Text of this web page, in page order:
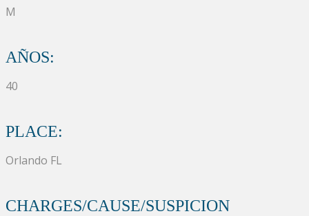
M
AÑOS:
40
PLACE:
Orlando FL
CHARGES/CAUSE/SUSPICION